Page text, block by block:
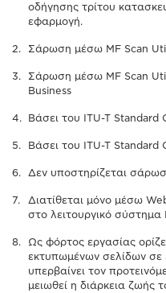
οδήγησης τρίτου
εφαρμογή.
Σάρωση μέσω MF Scan
Σάρωση μέσω MF Scan
Business
Βάσει του ITU-T Standard
Βάσει του ITU-T Standard
Δεν υποστηρίζεται
Διατίθεται μόνο μέσω
στο λειτουργικό σύστημα
Ως φόρτος εργασίας
εκτυπωμένων σελίδων
υπερβαίνει τον
μειωθεί η διάρκεια ζωής